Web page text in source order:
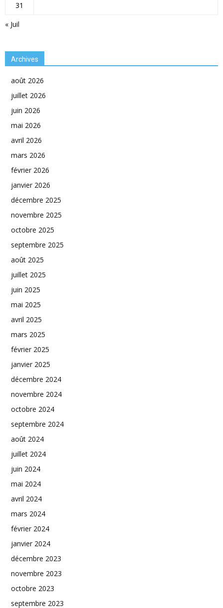
« Juil
31
Archives
août 2026
juillet 2026
juin 2026
mai 2026
avril 2026
mars 2026
février 2026
janvier 2026
décembre 2025
novembre 2025
octobre 2025
septembre 2025
août 2025
juillet 2025
juin 2025
mai 2025
avril 2025
mars 2025
février 2025
janvier 2025
décembre 2024
novembre 2024
octobre 2024
septembre 2024
août 2024
juillet 2024
juin 2024
mai 2024
avril 2024
mars 2024
février 2024
janvier 2024
décembre 2023
novembre 2023
octobre 2023
septembre 2023